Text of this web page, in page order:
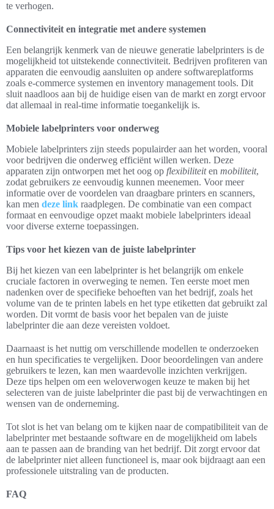
te verhogen.
Connectiviteit en integratie met andere systemen
Een belangrijk kenmerk van de nieuwe generatie labelprinters is de
mogelijkheid tot uitstekende connectiviteit. Bedrijven profiteren van
apparaten die eenvoudig aansluiten op andere softwareplatforms
zoals e-commerce systemen en inventory management tools. Dit
sluit naadloos aan bij de huidige eisen van de markt en zorgt ervoor
dat allemaal in real-time informatie toegankelijk is.
Mobiele labelprinters voor onderweg
Mobiele labelprinters zijn steeds populairder aan het worden, vooral
voor bedrijven die onderweg efficiënt willen werken. Deze
apparaten zijn ontworpen met het oog op flexibiliteiten mobiliteit,
zodat gebruikers ze eenvoudig kunnen meenemen. Voor meer
informatie over de voordelen van draagbare printers en scanners,
kan men deze link raadplegen. De combinatie van een compact
formaat en eenvoudige opzet maakt mobiele labelprinters ideaal
voor diverse externe toepassingen.
Tips voor het kiezen van de juiste labelprinter
Bij het kiezen van een labelprinter is het belangrijk om enkele
cruciale factoren in overweging te nemen. Ten eerste moet men
nadenken over de specifieke behoeften van het bedrijf, zoals het
volume van de te printen labels en het type etiketten dat gebruikt zal
worden. Dit vormt de basis voor het bepalen van de juiste
labelprinter die aan deze vereisten voldoet.
Daarnaast is het nuttig om verschillende modellen te onderzoeken
en hun specificaties te vergelijken. Door beoordelingen van andere
gebruikers te lezen, kan men waardevolle inzichten verkrijgen.
Deze tips helpen om een weloverwogen keuze te maken bij het
selecteren van de juiste labelprinter die past bij de verwachtingen en
wensen van de onderneming.
Tot slot is het van belang om te kijken naar de compatibiliteit van de
labelprinter met bestaande software en de mogelijkheid om labels
aan te passen aan de branding van het bedrijf. Dit zorgt ervoor dat
de labelprinter niet alleen functioneel is, maar ook bijdraagt aan een
professionele uitstraling van de producten.
FAQ